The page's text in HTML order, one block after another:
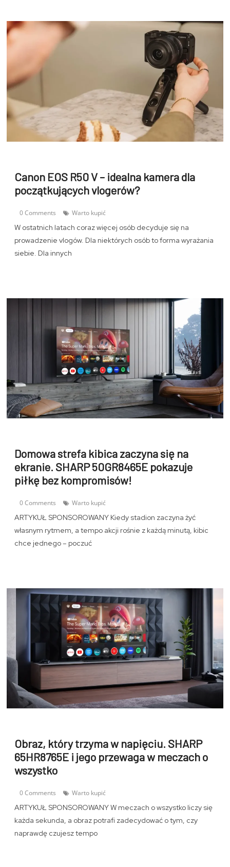
Canon EOS R50 V – idealna kamera dla
początkujących vlogerów?
0 Comments Warto kupić
W ostatnich latach coraz więcej osób decyduje się na
prowadzenie vlogów. Dla niektórych osób to forma wyrażania
siebie. Dla innych
Domowa strefa kibica zaczyna się na
ekranie. SHARP 50GR8465E pokazuje
piłkę bez kompromisów!
0 Comments Warto kupić
ARTYKUŁ SPONSOROWANY Kiedy stadion zaczyna żyć
własnym rytmem, a tempo akcji rośnie z każdą minutą, kibic
chce jednego – poczuć
Obraz, który trzyma w napięciu. SHARP
65HR8765E i jego przewaga w meczach o
wszystko
0 Comments Warto kupić
ARTYKUŁ SPONSOROWANY W meczach o wszystko liczy się
każda sekunda, a obraz potrafi zadecydować o tym, czy
naprawdę czujesz tempo